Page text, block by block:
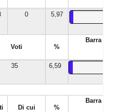
0 5,97
Voti %
Barra %
35 6,59
Di cui
%
Barra %